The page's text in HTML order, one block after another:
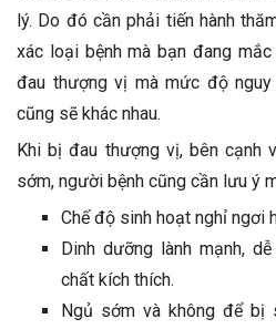
lý. Do đó cần phải tiến hành
xác loại bệnh mà bạn đang
đau thượng vị mà mức độ
cũng sẽ khác nhau.
Khi bị đau thượng vị, bên cạnh
sớm, người bệnh cũng cần lưu ý
Chế độ sinh hoạt nghỉ ngơi
Dinh dưỡng lành mạnh,
chất kích thích.
Ngủ sớm và không để bị